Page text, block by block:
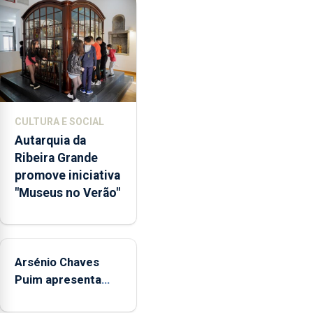
a
abertura
dos
museus
e
núcleos
integrados
na
Rede
Municipal
de
aos
durante
o
CULTURA E SOCIAL
Autarquia da
Ribeira Grande
promove iniciativa
"Museus no Verão"
Arsénio Chaves
Puim apresenta